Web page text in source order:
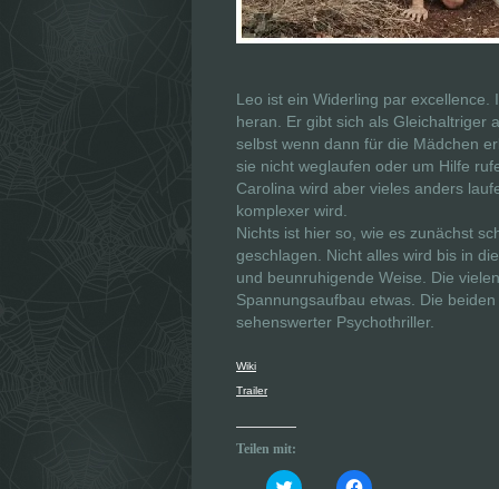
Leo ist ein Widerling par
heran. Er gibt sich als Gleichaltriger
selbst wenn dann für die Mädchen
sie nicht weglaufen oder um Hilfe
Carolina wird aber vieles anders
komplexer wird.
Nichts ist hier so, wie es zunächst
geschlagen. Nicht alles wird bis in
und beunruhigende Weise. Die
Spannungsaufbau etwas. Die
sehenswerter Psychothriller.
Wiki
Trailer
Teilen mit:
K K